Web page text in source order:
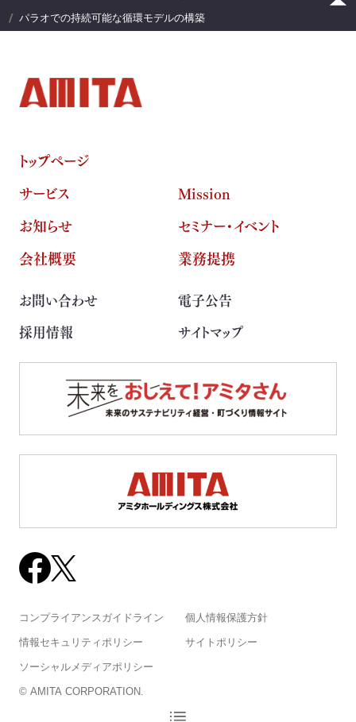
パラオでの持続可能な循環モデルの構築
トップページ
サービス
Mission
お知らせ
セミナー・イベント
会社概要
業務提携
お問い合わせ
電子公告
採用情報
サイトマップ
コンプライアンスガイドライン 個人情報保護方針
情報セキュリティポリシー サイトポリシー
ソーシャルメディアポリシー
© AMITA CORPORATION.